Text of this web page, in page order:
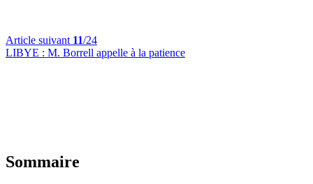
Article suivant 11/24
LIBYE : M. Borrell appelle à la patience
Sommaire